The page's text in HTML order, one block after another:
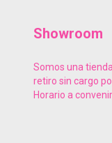
Showroom
Somos una
retiro sin cargo
Horario a